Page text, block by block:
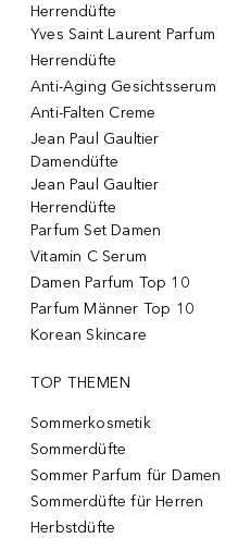
Herrendüfte
Yves Saint Laurent Parfum
Herrendüfte
Anti-Aging Gesichtsserum
Anti-Falten Creme
Jean Paul Gaultier
Damendüfte
Jean Paul Gaultier
Herrendüfte
Parfum Set Damen
Vitamin C Serum
Damen Parfum Top 10
Parfum Männer Top 10
Korean Skincare
TOP THEMEN
Sommerkosmetik
Sommerdüfte
Sommer Parfum für Damen
Sommerdüfte für Herren
Herbstdüfte